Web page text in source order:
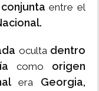
entre el
oculta dentro
como origen
eraGeorgia,